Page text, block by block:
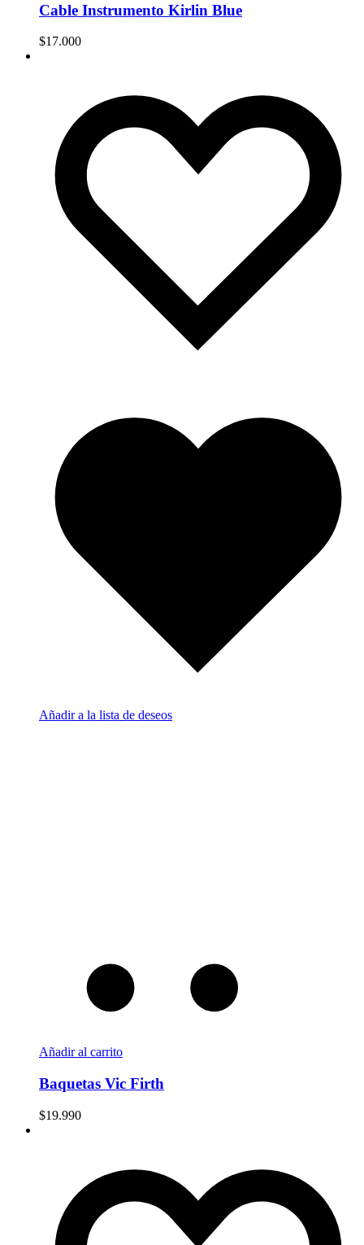
Cable Instrumento Kirlin Blue
$17.000
Añadir a la lista de deseos
Añadir al carrito
Baquetas Vic Firth
$19.990